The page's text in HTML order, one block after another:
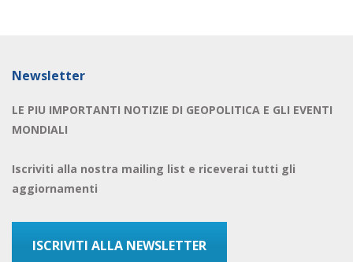
Newsletter
LE PIU IMPORTANTI NOTIZIE DI GEOPOLITICA E GLI EVENTI
MONDIALI
Iscriviti alla nostra mailing list e riceverai tutti gli
aggiornamenti
ISCRIVITI ALLA NEWSLETTER